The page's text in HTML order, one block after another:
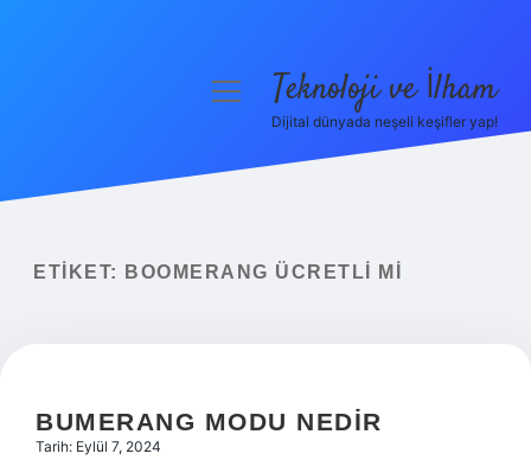
Yasal Uyarı
menüyüTeknoloji ve İlham
Dijital dünyada neşeli keşifler yap!
ETIKET: BOOMERANG ÜCRETLI MI
BUMERANG MODU NEDIR
Tarih: Eylül 7, 2024